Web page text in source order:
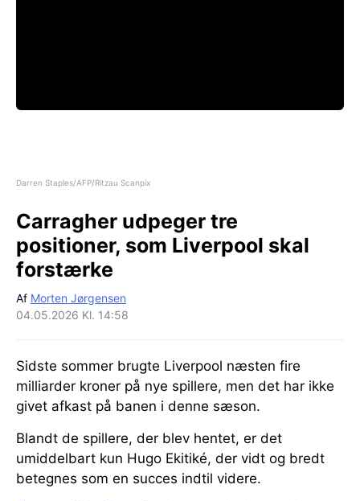
Darren Staples/AFP/Ritzau Scanpix
Carragher udpeger tre
positioner, som Liverpool skal
forstærke
Af Morten Jørgensen
04.05.2026 Kl. 14:58
Sidste sommer brugte Liverpool næsten fire
milliarder kroner på nye spillere, men det har ikke
givet afkast på banen i denne sæson.
Blandt de spillere, der blev hentet, er det
umiddelbart kun Hugo Ekitiké, der vidt og bredt
betegnes som en succes indtil videre.